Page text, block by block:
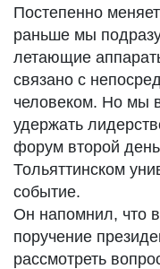
Постепенно
раньше мы
летающие
связано с
человеком. Но мы
удержать
форум второй
Тольяттинском
событие.
Он напомнил, что
поручение
рассмотреть